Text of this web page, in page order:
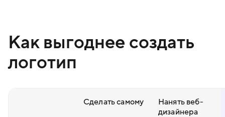
Как выгоднее создать
логотип
Сделать самому
Нанять веб-
дизайнера